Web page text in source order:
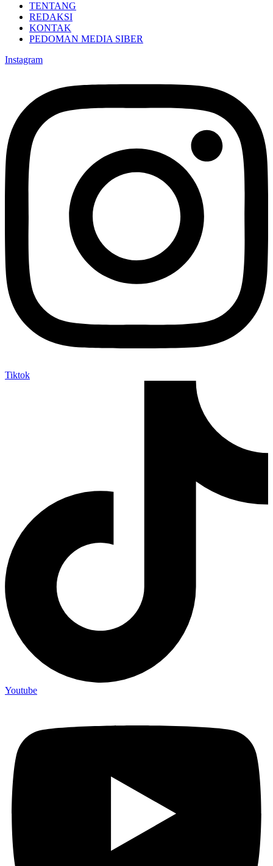
TENTANG
REDAKSI
KONTAK
PEDOMAN MEDIA SIBER
Instagram
Tiktok
Youtube